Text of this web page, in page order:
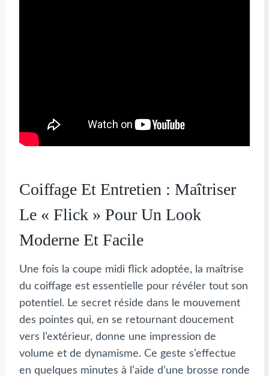
Coiffage Et Entretien : Maîtriser
Le « Flick » Pour Un Look
Moderne Et Facile
Une fois la coupe midi flick adoptée, la maîtrise
du coiffage est essentielle pour révéler tout son
potentiel. Le secret réside dans le mouvement
des pointes qui, en se retournant doucement
vers l’extérieur, donne une impression de
volume et de dynamisme. Ce geste s’effectue
en quelques minutes à l’aide d’une brosse ronde